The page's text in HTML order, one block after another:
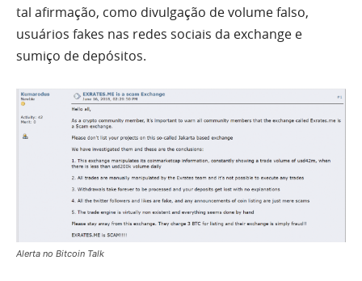
tal afirmação, como divulgação de volume falso,
usuários fakes nas redes sociais da exchange e
sumiço de depósitos.
Alerta no Bitcoin Talk